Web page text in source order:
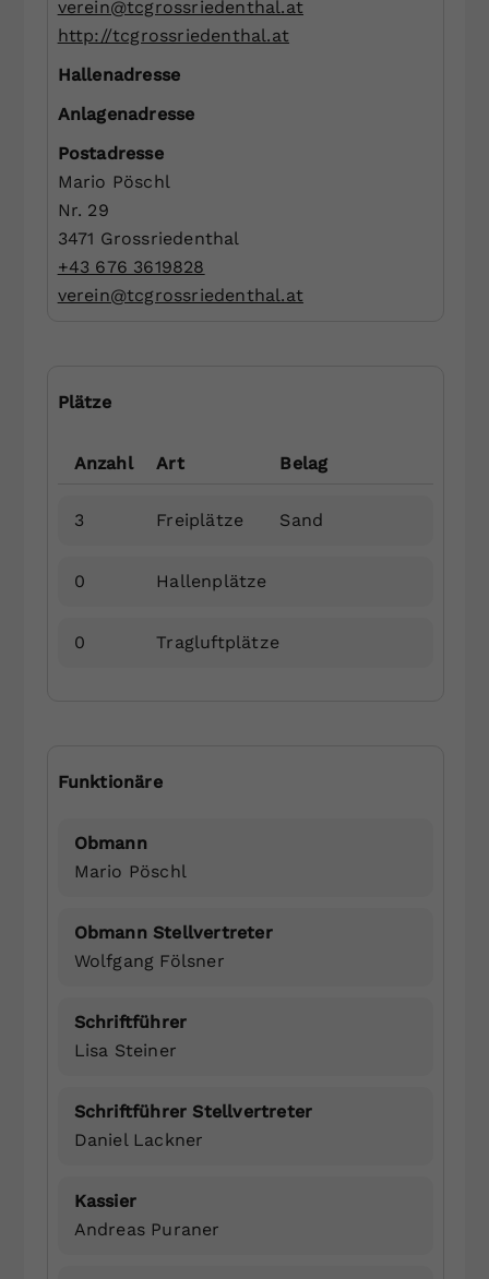
verein@tcgrossriedenthal.at
http://tcgrossriedenthal.at
Hallenadresse
Anlagenadresse
Postadresse
Mario Pöschl
Nr. 29
3471 Grossriedenthal
+43 676 3619828
verein@tcgrossriedenthal.at
Plätze
Anzahl Art Belag
3 Freiplätze Sand
0 Hallenplätze
0 Tragluftplätze
Funktionäre
Obmann
Mario Pöschl
Obmann Stellvertreter
Wolfgang Fölsner
Schriftführer
Lisa Steiner
Schriftführer Stellvertreter
Daniel Lackner
Kassier
Andreas Puraner
Mit der Anmeldung zum Newsletter akzeptiere ich die
aktuell gültigenDatenschutzrichtlinien
Dieser Wert speichert Ihre Consent-
Einstellungen. Unter anderem eine
zufällig generierte ID, für die
vorgenommen Einstellungen, falls der
Webseiten-Betreiber dies eingestellt
hat.